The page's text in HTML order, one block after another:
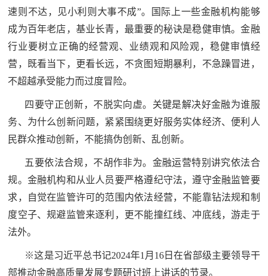
速则不达，见小利则大事不成”。国际上一些金融机构能够
成为百年老店，基业长青，最重要的秘诀是稳健审慎。金融
行业要树立正确的经营观、业绩观和风险观，稳健审慎经
营，既看当下，更看长远，不贪图短期暴利，不急躁冒进，
不超越承受能力而过度冒险。
四要守正创新，不脱实向虚。关键是解决好金融为谁服
务、为什么创新问题，紧紧围绕更好服务实体经济、便利人
民群众推动创新，不能搞伪创新、乱创新。
五要依法合规，不胡作非为。金融运营特别讲究依法合
规。金融机构和从业人员要严格遵纪守法，遵守金融监管要
求，自觉在监管许可的范围内依法经营，不能靠钻法规和制
度空子、规避监管来逐利，更不能撞红线、冲底线，游走于
法外。
※这是习近平总书记2024年1月16日在省部级主要领导干
部推动金融高质量发展专题研讨班上讲话的节录。